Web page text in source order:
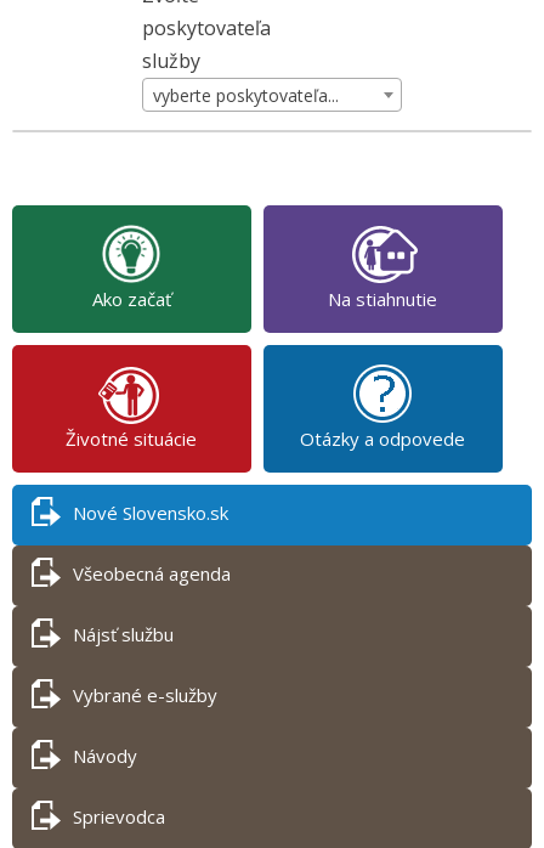
poskytovateľa
služby
vyberte poskytovateľa...
Ako začať Na stiahnutie
Životné situácie Otázky a odpovede
Nové Slovensko.sk
Všeobecná agenda
Nájsť službu
Vybrané e-služby
Návody
Sprievodca
Tlač obsahu